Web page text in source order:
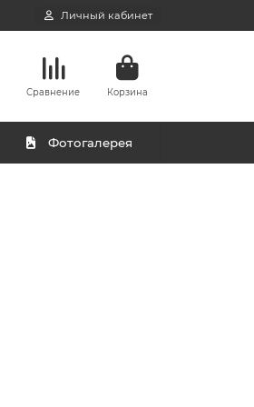
Личный кабинет
Сравнение Корзина
Фотогалерея